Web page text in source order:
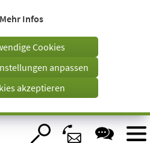
Mehr Infos
Cookies
anpassen
akzeptieren